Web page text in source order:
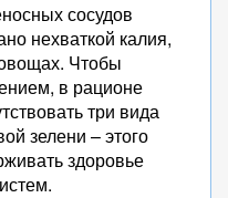
сосудов
нехваткой калия,
Чтобы
в рационе
три вида
зелени – этого
здоровье